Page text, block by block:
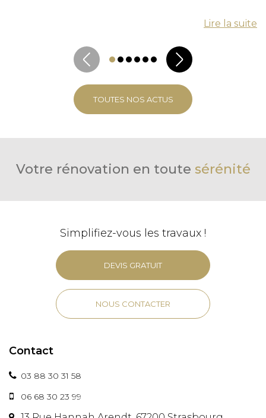
Lire la suite
TOUTES NOS ACTUS
Votre rénovation en toute sérénité
Simplifiez-vous les travaux !
DEVIS GRATUIT
NOUS CONTACTER
Contact
03 88 30 31 58
06 68 30 23 99